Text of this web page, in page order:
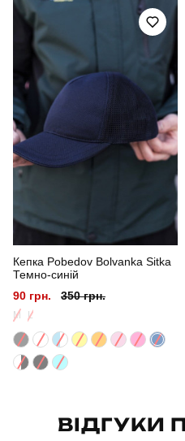
Артикул
Призначення
Стать
Стиль
Колір
Матеріал
Кепка Pobedov Bolvanka Sitka
Темно-синій
90 грн.
350 грн.
M L
ВІДГУКИ